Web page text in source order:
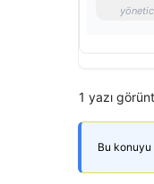
1 yazı
Bu konuyu